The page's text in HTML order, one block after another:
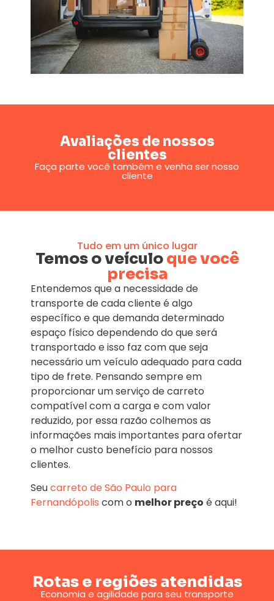
Avaliações de nossos
clientes
Faça parte você também e venha ser nosso
cliente
Tudo em um único lugar
Temos o veículoque você
precisa
Entendemos que a necessidade de
transporte de cada cliente é algo
específico e que demanda determinado
espaço físico dependendo do que será
transportado e isso faz com que seja
necessário um veículo adequado para cada
tipo de frete. Pensando sempre em
proporcionar um serviço de carreto
compatível com a carga e com valor
reduzido, por essa razão colhemos as
informações mais importantes para ofertar
o melhor custo benefício para nossos
clientes.
Seucarreto de São Paulo para
Fernandópolis com o melhor preço é aqui!
Rotas e regiões atendidas
Economia e agilidade para seu transporte